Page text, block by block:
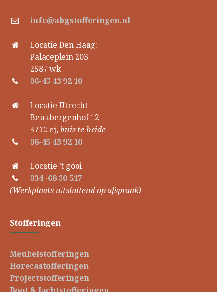
info@abgstofferingen.nl
Locatie Den Haag:
Palaceplein 203
2587 wk
06-45 43 92 10
Locatie Utrecht
Beukbergenhof 12
3712 ej, huis te heide
06-45 43 92 10
Locatie ‘t gooi
034 -68 30 517
(Werkplaats uitsluitend op afspraak)
Stofferingen
Meubelstofferingen
Horecastofferingen
Projectstofferingen